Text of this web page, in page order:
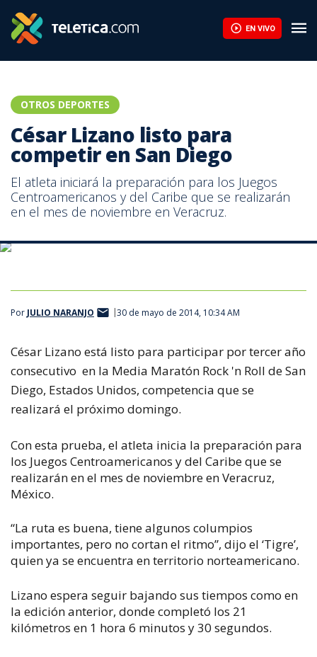
EN VIVO
OTROS DEPORTES
César Lizano listo para
competir en San Diego
El atleta iniciará la preparación para los Juegos
Centroamericanos y del Caribe que se realizarán
en el mes de noviembre en Veracruz.
Con esta prueba Lizano inicia la preparación para los Juegos
Por JULIO NARANJO 30 de mayo de 2014, 10:34 AM
César Lizano está listo para participar por tercer año
consecutivo en la Media Maratón Rock 'n Roll de San
Diego, Estados Unidos, competencia que se
realizará el próximo domingo.
Con esta prueba, el atleta inicia la preparación para
los Juegos Centroamericanos y del Caribe que se
realizarán en el mes de noviembre en Veracruz,
México.
“La ruta es buena, tiene algunos columpios
importantes, pero no cortan el ritmo”, dijo el ‘Tigre’,
quien ya se encuentra en territorio norteamericano.
Lizano espera seguir bajando sus tiempos como en
la edición anterior, donde completó los 21
kilómetros en 1 hora 6 minutos y 30 segundos.